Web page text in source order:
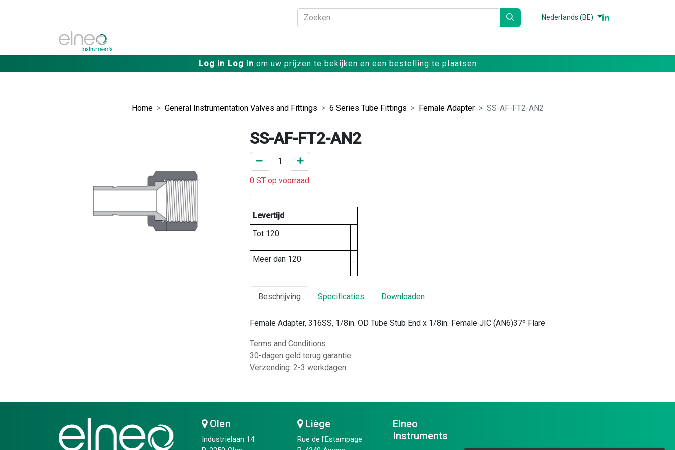
Nederlands (BE)
Log in Log in om uw prijzen te bekijken en een bestelling te plaatsen
Home General Instrumentation Valves and Fittings 6 Series Tube Fittings Female Adapter SS-AF-FT2-AN2
SS-AF-FT2-AN2
0 ST op voorraad
.
Levertijd
Tot 120
.
Meer dan 120 .
Beschrijving Specificaties Downloaden
Female Adapter, 316SS, 1/8in. OD Tube Stub End x 1/8in. Female JIC (AN6)37º Flare
Terms and Conditions
30-dagen geld terug garantie
Verzending: 2-3 werkdagen
Olen
Industrielaan 14
Liège
Rue de l'Estampage
Elneo
Instruments